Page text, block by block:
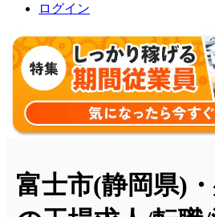
ログイン
富士市(静岡県)